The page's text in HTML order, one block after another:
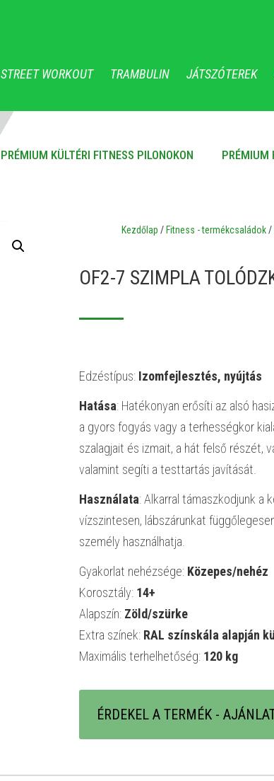
STREET WORKOUT TRAMBULIN JÁTSZÓTEREK
PRÉMIUM KÜLTÉRI FITNESS PILONOKON PRÉMIUM
Kezdőlap / Fitness - termékcsaládok/
OF2-7 SZIMPLA
Edzéstípus: Izomfejlesztés, nyújtás
Hatása: Hatékonyan erősíti az alsó
a gyors fogyás vagy a terhességkor
szalagjait és izmait, a hát felső részét,
valamint segíti a testtartás javítását.
Használata: Alkarral támaszkodjunk a
vízszintesen, lábszárunkat
személy használhatja.
Gyakorlat nehézsége: Közepes/nehéz
Korosztály: 14+
Alapszín: Zöld/szürke
Extra színek: RAL színskála alapján
Maximális terhelhetőség: 120 kg
ÉRDEKEL A TERMÉK -